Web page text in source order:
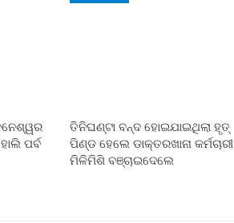
ପର୍ବ
ତିନିଘଣ୍ଟା ବନ୍ଦ ହୋଇଯାଇଥିଲା ହୃତ୍
ପିଣ୍ଡ ହେଲେ ଡାକ୍ତରଖାନା କର୍ମଚାରୀ
ମିଳିମିଶି ବଞ୍ଚାଇଦେଲେ